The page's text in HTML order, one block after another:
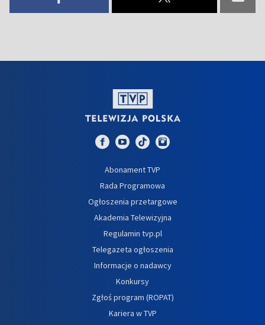
Abonament TVP
Rada Programowa
Ogłoszenia przetargowe
Akademia Telewizyjna
Regulamin tvp.pl
Telegazeta ogłoszenia
Informacje o nadawcy
Konkursy
Zgłoś program (ROPAT)
Kariera w TVP